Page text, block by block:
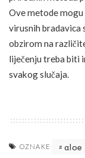
Ove metode
virusnih bradavica
obzirom na
liječenju treba biti
svakog slučaja.
OZNAKE aloe